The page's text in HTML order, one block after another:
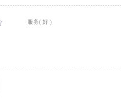
服务( 好 )